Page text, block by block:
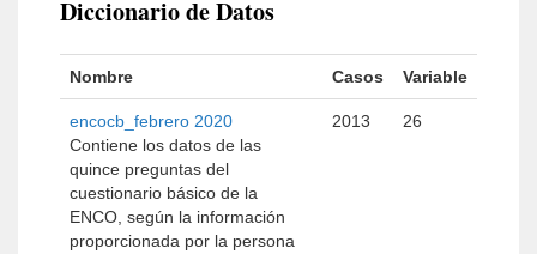
Diccionario de Datos
Nombre Casos Variable
encocb_febrero 2020
Contiene los datos de las
quince preguntas del
cuestionario básico de la
ENCO, según la información
proporcionada por la persona
2013 26